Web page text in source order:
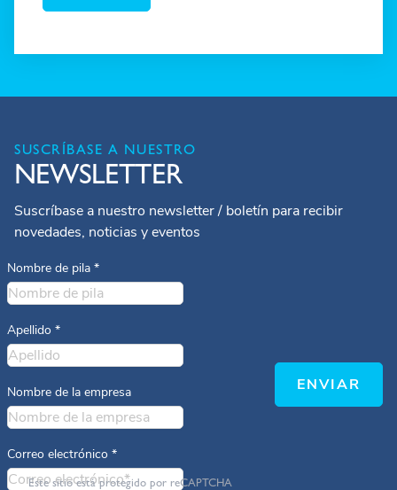
SUSCRÍBASE A NUESTRO
NEWSLETTER
Suscríbase a nuestro newsletter / boletín para recibir
novedades, noticias y eventos
Nombre de pila *
Apellido *
Nombre de la empresa
Correo electrónico *
Este sitio está protegido por reCAPTCHA
ENVIAR